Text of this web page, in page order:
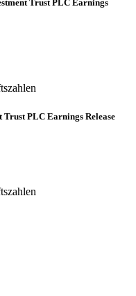
Trust PLC Earnings
Trust PLC Earnings Release